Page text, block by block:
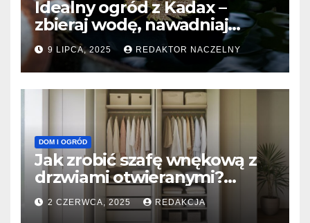
Idealny ogród z Kadax –
zbieraj wodę, nawadniaj
precyzyjnie, oszczędzaj i ciesz
się zielenią
9 LIPCA, 2025 REDAKTOR NACZELNY
DOM I OGRÓD
Jak zrobić szafę wnękową z
drzwiami otwieranymi?
Praktyczny poradnik krok po
kroku
2 CZERWCA, 2025 REDAKCJA